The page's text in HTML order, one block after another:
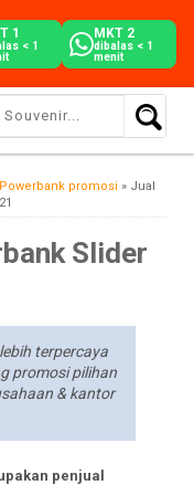
1
< 1
MKT 2
dibalas < 1
menit
Powerbank promosi » Jual
Slider
terpercaya
promosi pilihan
& kantor
penjual